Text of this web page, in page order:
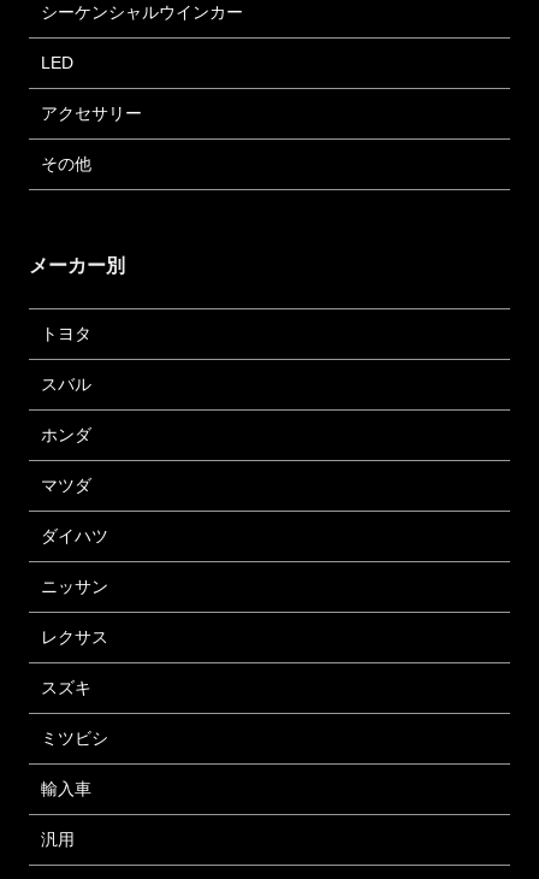
シーケンシャルウインカー
LED
アクセサリー
その他
メーカー別
トヨタ
スバル
ホンダ
マツダ
ダイハツ
ニッサン
レクサス
スズキ
ミツビシ
輸入車
汎用